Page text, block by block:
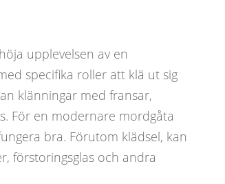
upplevelsen av en
specifika roller att klä ut sig
klänningar med fransar,
För en modernare mordgåta
bra. Förutom klädsel, kan
förstoringsglas och andra